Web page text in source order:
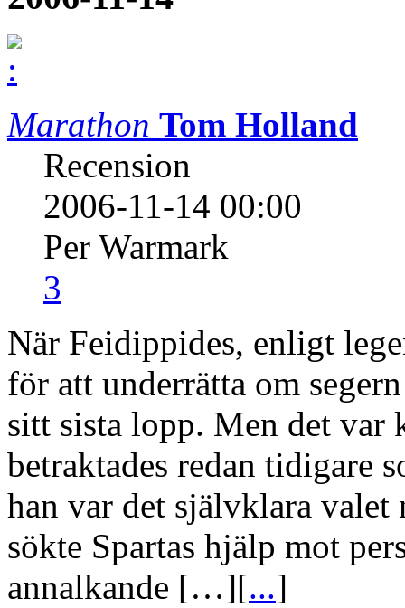
Marathon Tom Holland
Recension
2006-11-14 00:00
Per Warmark
3
När Feidippides, enligt
för att underrätta om
sitt sista lopp. Men det var
betraktades redan tidigare
han var det självklara valet
sökte Spartas hjälp mot
annalkande […][...]